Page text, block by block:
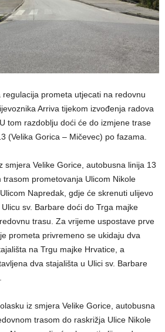
prometa utjecati na redovnu
Arriva tijekom izvođenja radova
tom razdoblju doći će do izmjene trase
(Velika Gorica – Mičevec) po fazama.
smjera Velike Gorice, autobusna linija 13
prometovanja Ulicom Nikole
Napredak, gdje će skrenuti ulijevo
sv. Barbare doći do Trga majke
trasu. Za vrijeme uspostave prve
prometa privremeno se ukidaju dva
na Trgu majke Hrvatice, a
dva stajališta u Ulici sv. Barbare
iz smjera Velike Gorice, autobusna
trasom do raskrižja Ulice Nikole